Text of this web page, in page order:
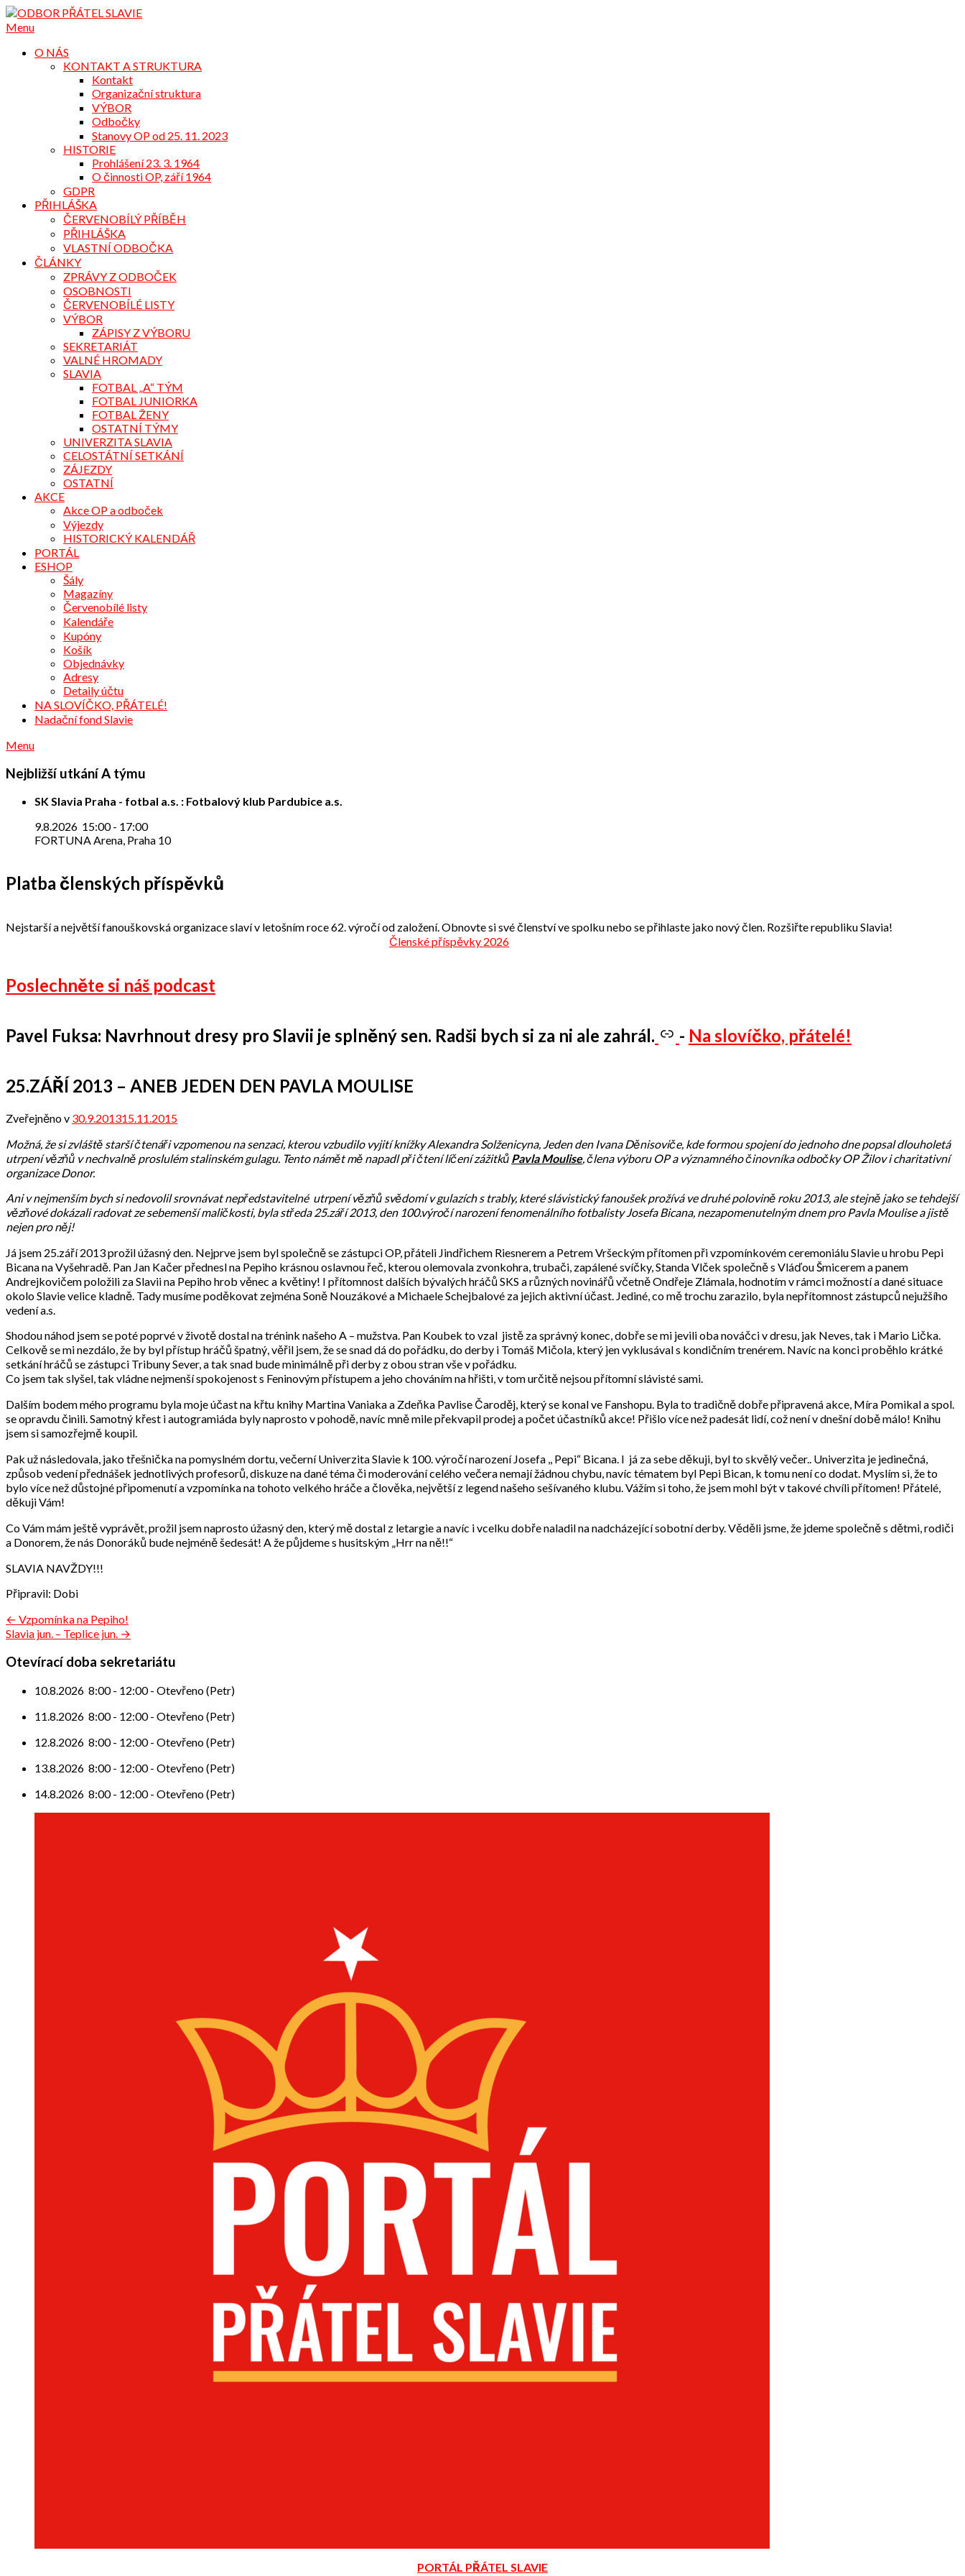
Přejdi
na
Menu
O NÁS
KONTAKT A STRUKTURA
Kontakt
Organizační struktura
VÝBOR
Odbočky
Stanovy OP od 25. 11. 2023
HISTORIE
Prohlášení 23. 3. 1964
O činnosti OP, září 1964
GDPR
PŘIHLÁŠKA
ČERVENOBÍLÝ PŘÍBĚH
PŘIHLÁŠKA
VLASTNÍ ODBOČKA
ČLÁNKY
ZPRÁVY Z ODBOČEK
OSOBNOSTI
ČERVENOBÍLÉ LISTY
VÝBOR
ZÁPISY Z VÝBORU
SEKRETARIÁT
VALNÉ HROMADY
SLAVIA
FOTBAL „A“ TÝM
FOTBAL JUNIORKA
FOTBAL ŽENY
OSTATNÍ TÝMY
UNIVERZITA SLAVIA
CELOSTÁTNÍ SETKÁNÍ
ZÁJEZDY
OSTATNÍ
AKCE
Akce OP a odboček
Výjezdy
HISTORICKÝ KALENDÁŘ
PORTÁL
ESHOP
Šály
Magazíny
Červenobílé listy
Kalendáře
Kupóny
Košík
Objednávky
Adresy
Detaily účtu
NA SLOVÍČKO, PŘÁTELÉ!
Nadační fond Slavie
Menu
Nejbližší utkání A týmu
SK Slavia Praha - fotbal a.s. : Fotbalový klub Pardubice a.s.
9.8.2026 15:00- 17:00
FORTUNA Arena, Praha 10
Platba členských příspěvků
Nejstarší a největší fanouškovská organizace slaví v letošním roce 62. výročí od založení. Obnovte si své členství ve spolku nebo se přihlaste jako nový člen. Rozšiřte republiku Slavia!
Členské příspěvky 2026
Poslechněte si náš podcast
Pavel Fuksa: Navrhnout dresy pro Slavii je splněný sen. Radši bych si za ni ale zahrál. - Na slovíčko, přátelé!
25.ZÁŘÍ 2013 – ANEB JEDEN DEN PAVLA MOULISE
Zveřejněno v 30.9.201315.11.2015
Možná, že si zvláště starší čtenáři vzpomenou na senzaci, kterou vzbudilo vyjití knížky Alexandra Solženicyna, Jeden den Ivana Děnisoviče, kde formou spojení do jednoho dne popsal dlouholetá
utrpení vězňů v nechvalně proslulém stalinském gulagu. Tento námět mě napadl při čtení líčení zážitků Pavla Moulise, člena výboru OP a významného činovníka odbočky OP Žilov i charitativní
organizace Donor.
Ani v nejmenším bych si nedovolil srovnávat nepředstavitelné utrpení vězňů svědomí v gulazích s trably, které slávistický fanoušek prožívá ve druhé polovině roku 2013, ale stejně jako se tehdejší
vězňové dokázali radovat ze sebemenší maličkosti, byla středa 25.září 2013, den 100.výročí narození fenomenálního fotbalisty Josefa Bicana, nezapomenutelným dnem pro Pavla Moulise a jistě
nejen pro něj!
Já jsem 25.září 2013 prožil úžasný den. Nejprve jsem byl společně se zástupci OP, přáteli Jindřichem Riesnerem a Petrem Vršeckým přítomen při vzpomínkovém ceremoniálu Slavie u hrobu Pepi
Bicana na Vyšehradě. Pan Jan Kačer přednesl na Pepiho krásnou oslavnou řeč, kterou olemovala zvonkohra, trubači, zapálené svíčky, Standa Vlček společně s Vláďou Šmicerem a panem
Andrejkovičem položili za Slavii na Pepiho hrob věnec a květiny! I přítomnost dalších bývalých hráčů SKS a různých novinářů včetně Ondřeje Zlámala, hodnotím v rámci možností a dané situace
okolo Slavie velice kladně. Tady musíme poděkovat zejména Soně Nouzákové a Michaele Schejbalové za jejich aktivní účast. Jediné, co mě trochu zarazilo, byla nepřítomnost zástupců nejužšího
vedení a.s.
Shodou náhod jsem se poté poprvé v životě dostal na trénink našeho A – mužstva. Pan Koubek to vzal jistě za správný konec, dobře se mi jevili oba nováčci v dresu, jak Neves, tak i Mario Lička.
Celkově se mi nezdálo, že by byl přístup hráčů špatný, věřil jsem, že se snad dá do pořádku, do derby i Tomáš Mičola, který jen vyklusával s kondičním trenérem. Navíc na konci proběhlo krátké
setkání hráčů se zástupci Tribuny Sever, a tak snad bude minimálně při derby z obou stran vše v pořádku.
Co jsem tak slyšel, tak vládne nejmenší spokojenost s Feninovým přístupem a jeho chováním na hřišti, v tom určitě nejsou přítomní slávisté sami.
Dalším bodem mého programu byla moje účast na křtu knihy Martina Vaniaka a Zdeňka Pavlise Čaroděj, který se konal ve Fanshopu. Byla to tradičně dobře připravená akce, Míra Pomikal a spol.
se opravdu činili. Samotný křest i autogramiáda byly naprosto v pohodě, navíc mně mile překvapil prodej a počet účastníků akce! Přišlo více než padesát lidí, což není v dnešní době málo! Knihu
jsem si samozřejmě koupil.
Pak už následovala, jako třešnička na pomyslném dortu, večerní Univerzita Slavie k 100. výročí narození Josefa ,, Pepi“ Bicana. I já za sebe děkuji, byl to skvělý večer.. Univerzita je jedinečná,
způsob vedení přednášek jednotlivých profesorů, diskuze na dané téma či moderování celého večera nemají žádnou chybu, navíc tématem byl Pepi Bican, k tomu není co dodat. Myslím si, že to
bylo více než důstojné připomenutí a vzpomínka na tohoto velkého hráče a člověka, největší z legend našeho sešívaného klubu. Vážím si toho, že jsem mohl být v takové chvíli přítomen! Přátelé,
děkuji Vám!
Co Vám mám ještě vyprávět, prožil jsem naprosto úžasný den, který mě dostal z letargie a navíc i vcelku dobře naladil na nadcházející sobotní derby. Věděli jsme, že jdeme společně s dětmi, rodiči
a Donorem, že nás Donoráků bude nejméně šedesát! A že půjdeme s husitským „Hrr na ně!!“
SLAVIA NAVŽDY!!!
Připravil: Dobi
Navigace
pro
příspěvek
← Vzpomínka na Pepiho!
Slavia jun. – Teplice jun. →
Otevírací doba sekretariátu
10.8.2026 8:00- 12:00- Otevřeno (Petr)
11.8.2026 8:00- 12:00- Otevřeno (Petr)
12.8.2026 8:00- 12:00- Otevřeno (Petr)
13.8.2026 8:00- 12:00- Otevřeno (Petr)
14.8.2026 8:00- 12:00- Otevřeno (Petr)
PORTÁL PŘÁTEL SLAVIE